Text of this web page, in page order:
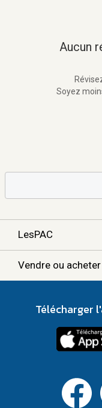
Aucun
Soyez
LesPAC
Vendre ou acheter
Télécharger